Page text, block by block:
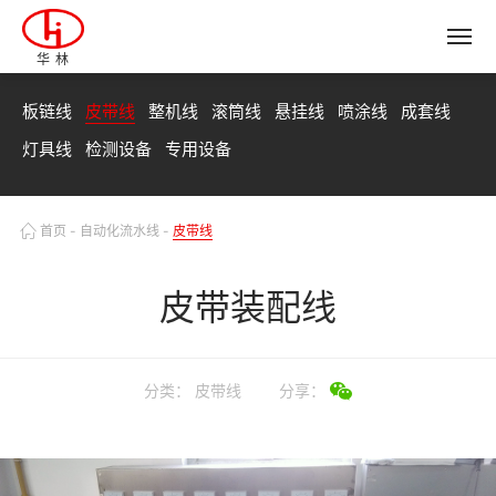
华林
板链线 皮带线 整机线 滚筒线 悬挂线 喷涂线
成套线
灯具线
检测设备 专用设备
首页 - 自动化流水线 - 皮带线
皮带装配线
分类： 皮带线 分享：